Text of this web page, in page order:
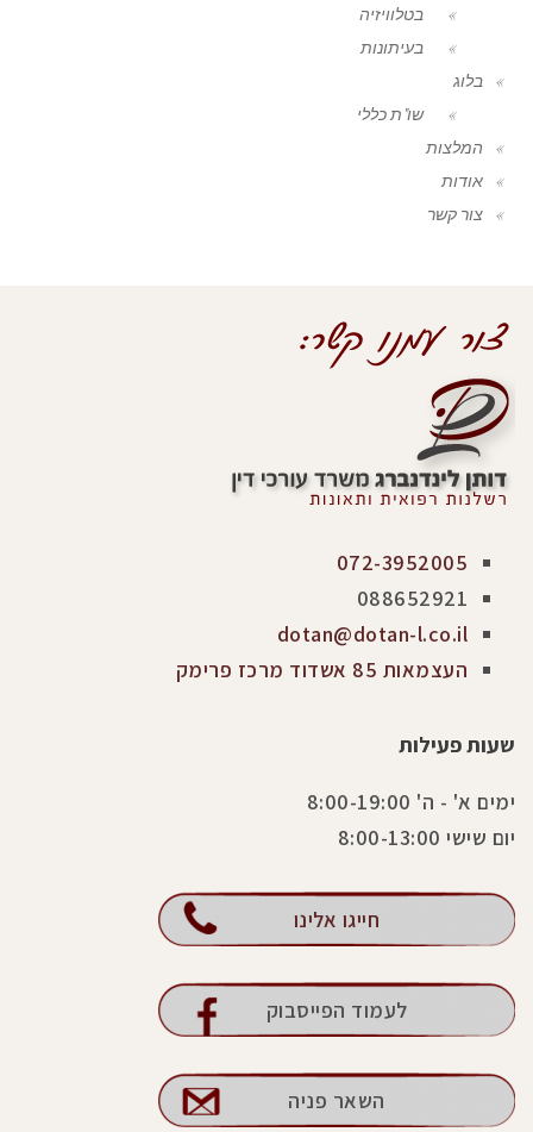
בטלוויזיה
בעיתונות
בלוג
שו"ת כללי
המלצות
אודות
צור קשר
072-3952005
088652921
dotan@dotan-l.co.il
העצמאות 85 אשדוד מרכז פרימק
שעות פעילות
ימים א' - ה' 8:00-19:00
יום שישי 8:00-13:00
חייגו אלינו
לעמוד הפייסבוק
השאר פניה